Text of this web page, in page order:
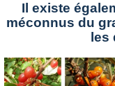
Il existe
méconnus du
les